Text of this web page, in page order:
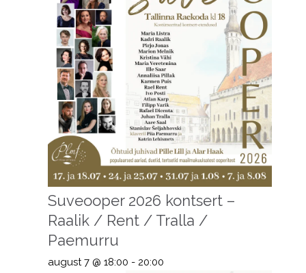
Suveooper 2026 kontsert –
Raalik / Rent / Tralla /
Paemurru
august 7 @ 18:00 - 20:00